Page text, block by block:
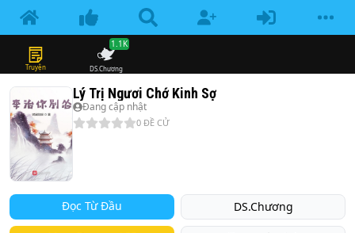
Truyện DS.Chương
1.1K
Lý Trị Ngươi Chớ Kinh Sợ
Đang cập nhật
0 ĐỀ CỬ
Đọc Từ Đầu DS.Chương